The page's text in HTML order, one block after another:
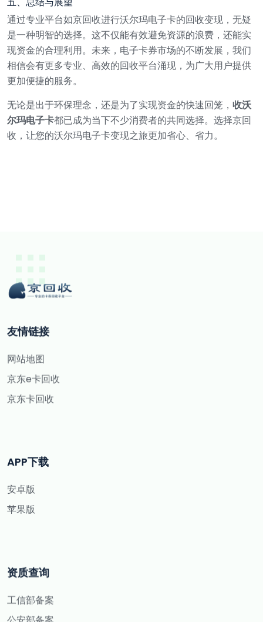
通过专业平台如京回收进行沃尔玛电子卡的回收变现，无疑
是一种明智的选择。这不仅能有效避免资源的浪费，还能实
现资金的合理利用。未来，电子卡券市场的不断发展，我们
相信会有更多专业、高效的回收平台涌现，为广大用户提供
更加便捷的服务。
无论是出于环保理念，还是为了实现资金的快速回笼， 收沃
尔玛电子卡都已成为当下不少消费者的共同选择。选择京回
收，让您的沃尔玛电子卡变现之旅更加省心、省力。
友情链接
网站地图
京东e卡回收
京东卡回收
APP下载
安卓版
苹果版
资质查询
工信部备案